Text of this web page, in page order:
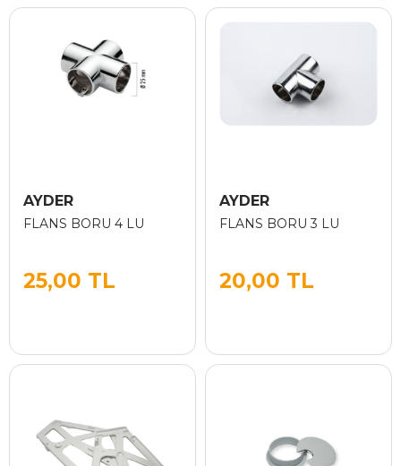
AYDER
FLANS BORU 4 LU
25,00 TL
AYDER
FLANS BORU 3 LU
20,00 TL